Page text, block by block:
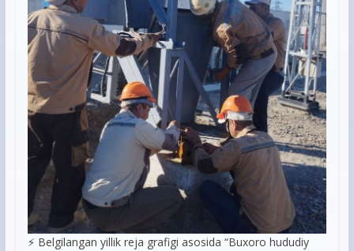
⚡️ Belgilangan yillik reja grafigi asosida “Buxoro hududiy